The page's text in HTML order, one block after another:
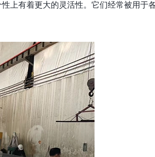
上有着更大的灵活性。它们经常被用于